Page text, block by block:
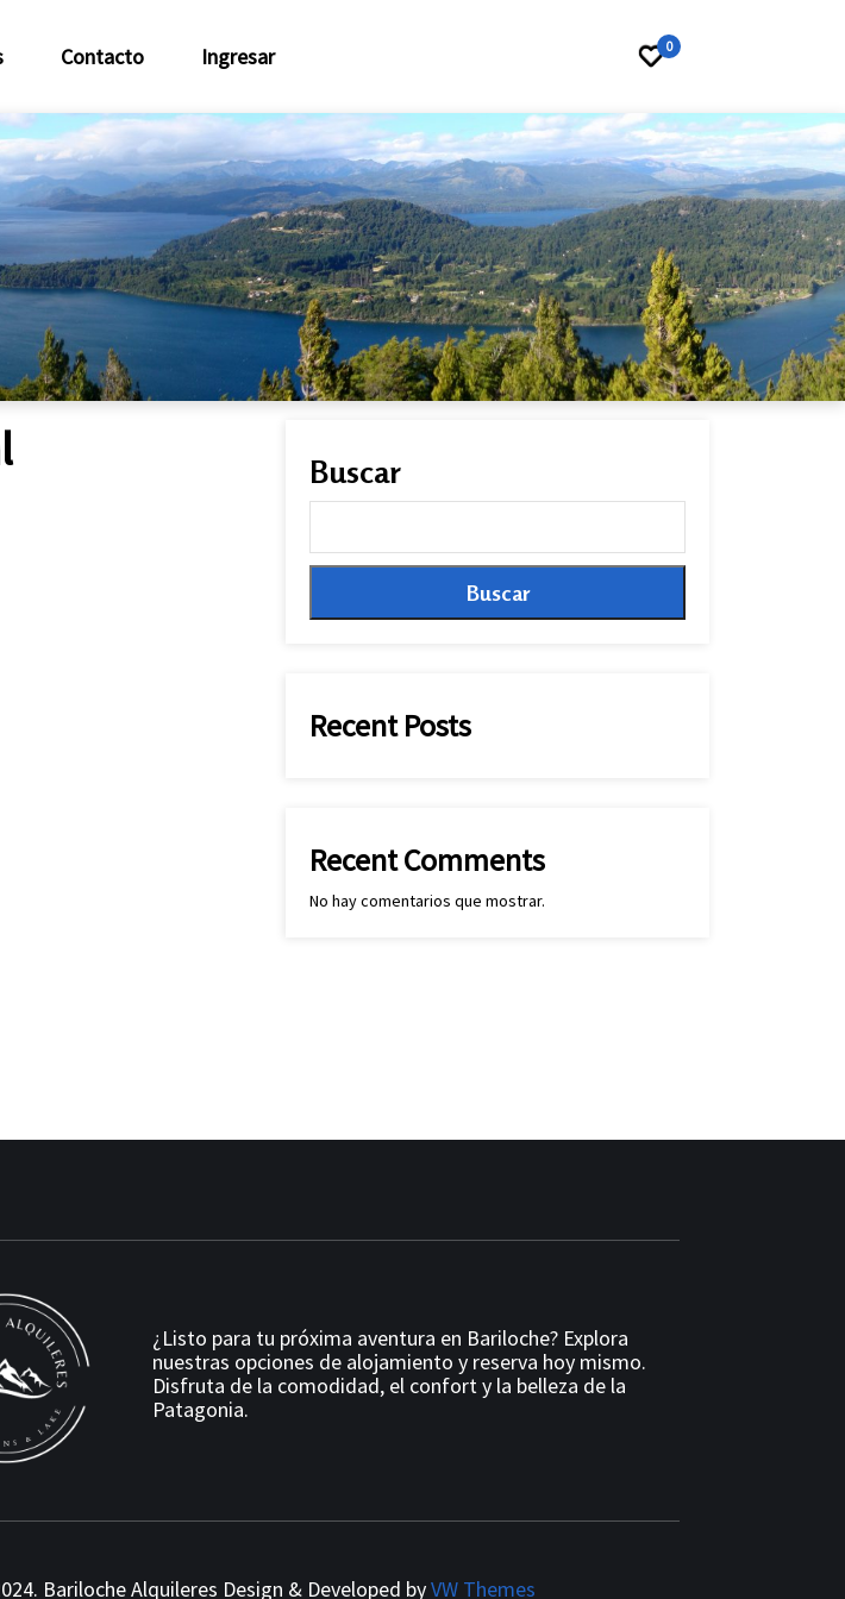
Contacto Ingresar 0
Buscar
Buscar
Recent Posts
Recent Comments
No hay comentarios que mostrar.
¿Listo para tu próxima aventura en Bariloche? Explora
nuestras opciones de alojamiento y reserva hoy mismo.
Disfruta de la comodidad, el confort y la belleza de la
Patagonia.
Bariloche Alquileres Design & Developed byVW Themes